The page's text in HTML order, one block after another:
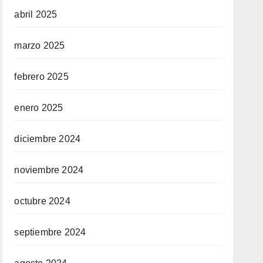
abril 2025
marzo 2025
febrero 2025
enero 2025
diciembre 2024
noviembre 2024
octubre 2024
septiembre 2024